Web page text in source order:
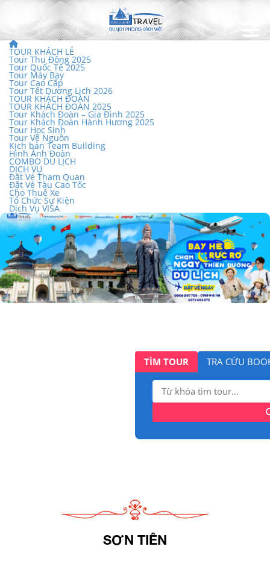
TOUR KHÁCH LẺ
Tour Thu Đông 2025
Tour Quốc Tế 2025
Tour Máy Bay
Tour Cao Cấp
Tour Tết Dương Lịch 2026
TOUR KHÁCH ĐOÀN
TOUR KHÁCH ĐOÀN 2025
Tour Khách Đoàn – Gia Đình 2025
Tour Khách Đoàn Hành Hương 2025
Tour Học Sinh
Tour Về Nguồn
Kịch bản Team Building
Hình Ảnh Đoàn
COMBO DU LỊCH
DỊCH VỤ
Đặt Vé Tham Quan
Đặt Vé Tàu Cao Tốc
Cho Thuê Xe
Tổ Chức Sự Kiện
Dịch Vụ VISA
TÌM TOUR TRA CỨU
Tìm
kiếm:
SƠN TIÊN